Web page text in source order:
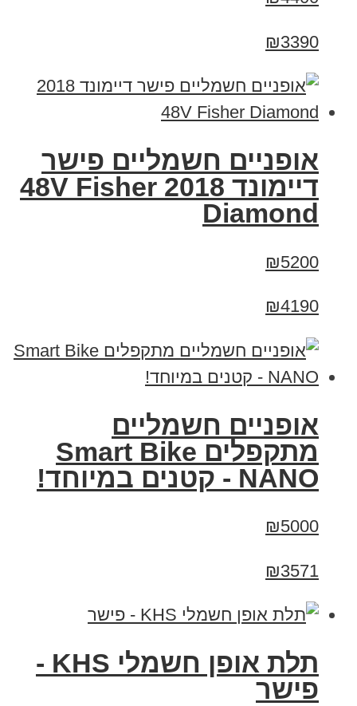
₪3390
אופניים חשמליים פישר
דיימונד 2018 48V Fisher
Diamond
₪5200
₪4190
אופניים חשמליים
מתקפלים Smart Bike
NANO - קטנים במיוחד!
₪5000
₪3571
תלת אופן חשמלי KHS -
פישר